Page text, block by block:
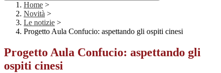
Home >
Novità >
Le notizie >
Progetto Aula Confucio: aspettando gli ospiti cinesi
Progetto Aula Confucio: aspettando gli
ospiti cinesi